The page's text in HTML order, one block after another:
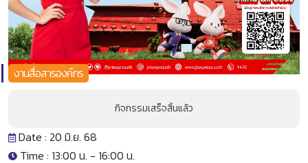
งานสื่อสารองค์กร
กิจกรรมเสร็จสิ้นแล้ว
Date : 20 มิ.ย. 68
Time : 13:00 น. - 16:00 น.